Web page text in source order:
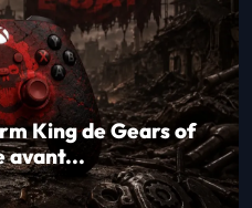
King de Gears of
avant...